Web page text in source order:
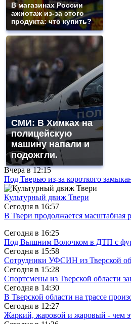
В магазинах России
ажиотаж из-за этого
продукта: что купить?
СМИ: В Химках на
полицейскую
машину напали и
подожгли.
Вчера в12:15
Под Тверью из-за короткого
Культурный движ Твери
Сегодня в 16:57
В Твери продолжается масштабная
Сегодня в 16:25
Под Вышним Волочком в ДТП с
Сегодня в 15:58
Сотрудники УФСИН из Тверской
Сегодня в 15:28
Спортсмены из Тверской области
Сегодня в 14:30
В Тверской области на трассе
Сегодня в 12:27
Жаркий, жаровой и жаровый - чем